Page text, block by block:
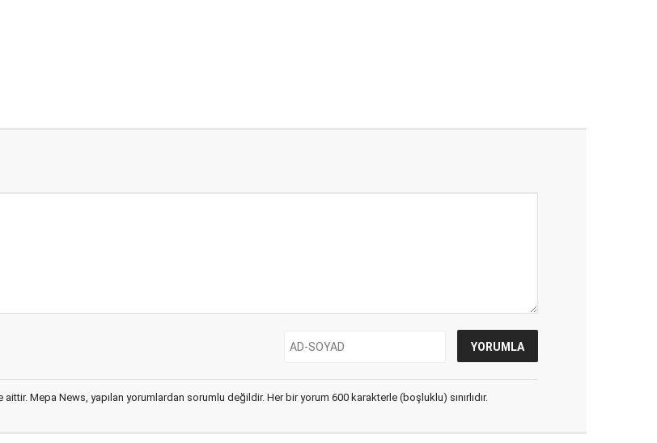
Mepa News, yapılan yorumlardan sorumlu değildir. Her bir yorum 600 karakterle (boşluklu) sınırlıdır.